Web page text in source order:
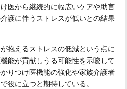
医から継続的に幅広いケアや助言
護に伴うストレスが低いとの結果
抱えるストレスの低減という点に
能が貢献しうる可能性を示唆して
りつけ医機能の強化や家族介護者
役に立つと期待している。